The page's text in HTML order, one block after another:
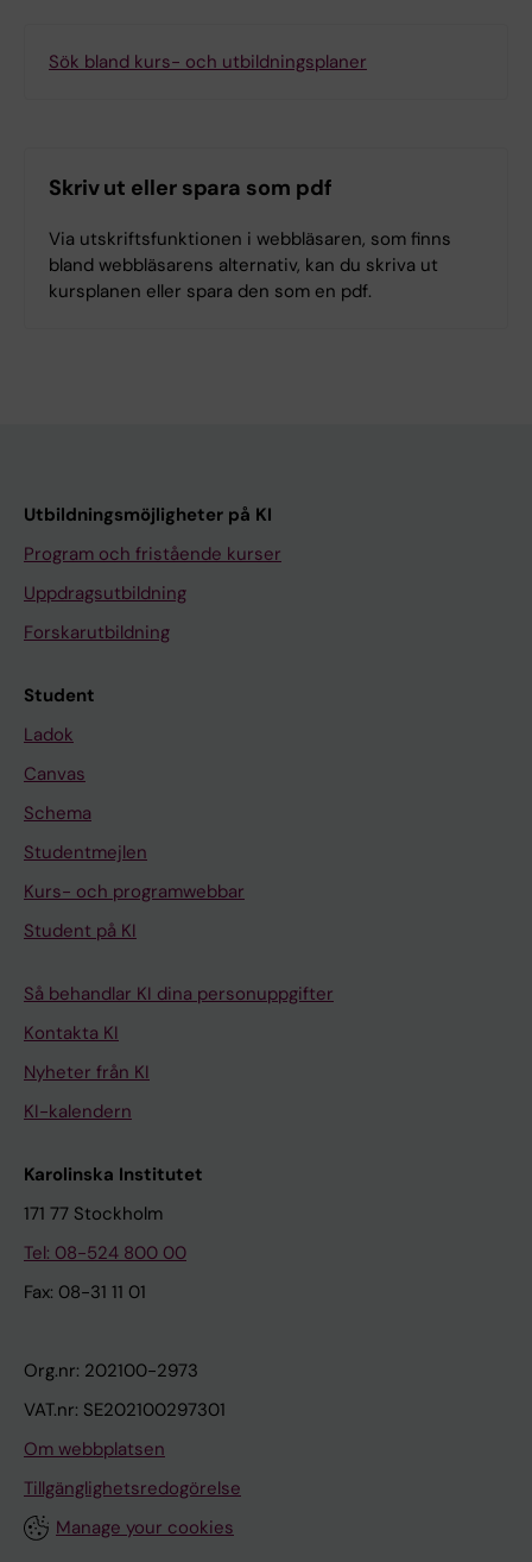
Sök bland kurs- och utbildningsplaner
Skriv ut eller spara som pdf
Via utskriftsfunktionen i webbläsaren, som finns
bland webbläsarens alternativ, kan du skriva ut
kursplanen eller spara den som en pdf.
Utbildningsmöjligheter på KI
Program och fristående kurser
Uppdragsutbildning
Forskarutbildning
Student
Ladok
Canvas
Schema
Studentmejlen
Kurs- och programwebbar
Student på KI
Så behandlar KI dina personuppgifter
Kontakta KI
Nyheter från KI
KI-kalendern
Karolinska Institutet
171 77 Stockholm
Tel: 08-524 800 00
Fax: 08-31 11 01
Org.nr: 202100-2973
VAT.nr: SE202100297301
Om webbplatsen
Tillgänglighetsredogörelse
Manage your cookies